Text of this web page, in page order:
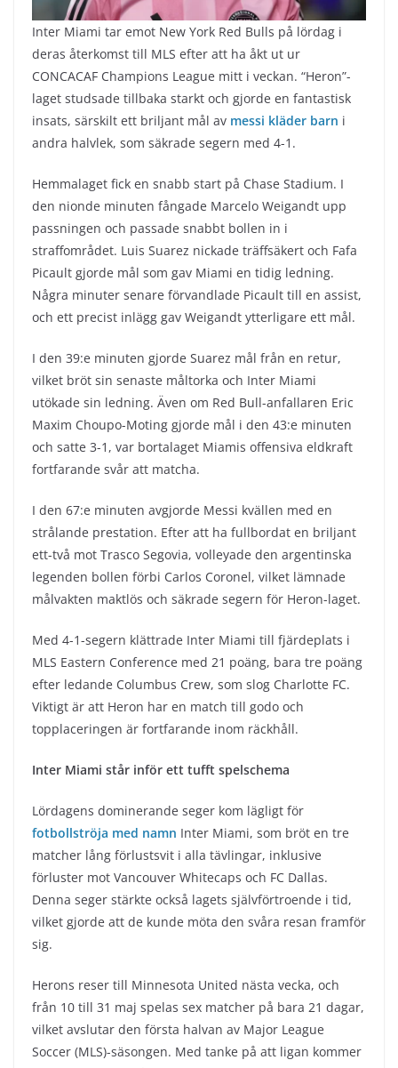
Inter Miami tar emot New York Red Bulls på lördag i
deras återkomst till MLS efter att ha åkt ut ur
CONCACAF Champions League mitt i veckan. “Heron”-
laget studsade tillbaka starkt och gjorde en fantastisk
insats, särskilt ett briljant mål av messi kläder barn i
andra halvlek, som säkrade segern med 4-1.
Hemmalaget fick en snabb start på Chase Stadium. I
den nionde minuten fångade Marcelo Weigandt upp
passningen och passade snabbt bollen in i
straffområdet. Luis Suarez nickade träffsäkert och Fafa
Picault gjorde mål som gav Miami en tidig ledning.
Några minuter senare förvandlade Picault till en assist,
och ett precist inlägg gav Weigandt ytterligare ett mål.
I den 39:e minuten gjorde Suarez mål från en retur,
vilket bröt sin senaste måltorka och Inter Miami
utökade sin ledning. Även om Red Bull-anfallaren Eric
Maxim Choupo-Moting gjorde mål i den 43:e minuten
och satte 3-1, var bortalaget Miamis offensiva eldkraft
fortfarande svår att matcha.
I den 67:e minuten avgjorde Messi kvällen med en
strålande prestation. Efter att ha fullbordat en briljant
ett-två mot Trasco Segovia, volleyade den argentinska
legenden bollen förbi Carlos Coronel, vilket lämnade
målvakten maktlös och säkrade segern för Heron-laget.
Med 4-1-segern klättrade Inter Miami till fjärdeplats i
MLS Eastern Conference med 21 poäng, bara tre poäng
efter ledande Columbus Crew, som slog Charlotte FC.
Viktigt är att Heron har en match till godo och
topplaceringen är fortfarande inom räckhåll.
Inter Miami står inför ett tufft spelschema
Lördagens dominerande seger kom lägligt för
fotbollströja med namn Inter Miami, som bröt en tre
matcher lång förlustsvit i alla tävlingar, inklusive
förluster mot Vancouver Whitecaps och FC Dallas.
Denna seger stärkte också lagets självförtroende i tid,
vilket gjorde att de kunde möta den svåra resan framför
sig.
Herons reser till Minnesota United nästa vecka, och
från 10 till 31 maj spelas sex matcher på bara 21 dagar,
vilket avslutar den första halvan av Major League
Soccer (MLS)-säsongen. Med tanke på att ligan kommer